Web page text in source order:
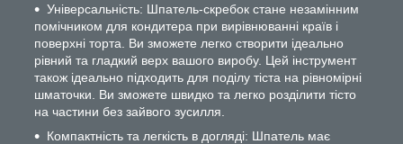
Універсальність: Шпатель-скребок стане незамінним
помічником для кондитера при вирівнюванні країв і
поверхні торта. Ви зможете легко створити ідеально
рівний та гладкий верх вашого виробу. Цей інструмент
також ідеально підходить для поділу тіста на рівномірні
шматочки. Ви зможете швидко та легко розділити тісто
на частини без зайвого зусилля.
Компактність та легкість в догляді: Шпатель має